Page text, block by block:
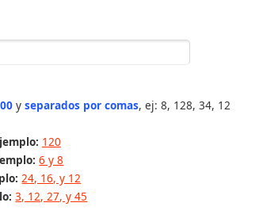
y separados por comas, ej: 8, 128, 34, 12
120
6 y 8
24, 16, y 12
3, 12, 27, y 45